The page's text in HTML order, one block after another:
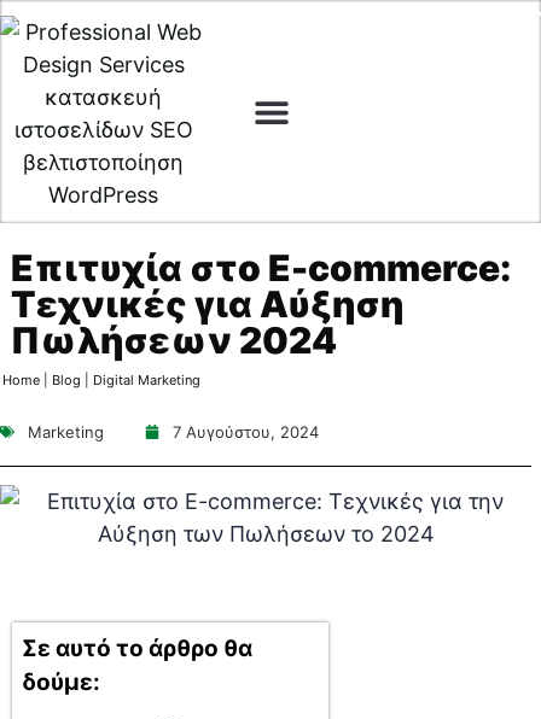
Επιτυχία στο E-commerce:
Τεχνικές για Αύξηση
Πωλήσεων 2024
Home| Blog Digital Marketing
Marketing 7 Αυγούστου, 2024
Σε αυτό το άρθρο θα
δούμε: